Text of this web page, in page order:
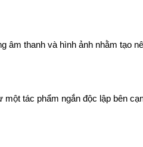
âm thanh và hình ảnh nhằm tạo
tác phẩm ngắn độc lập bên